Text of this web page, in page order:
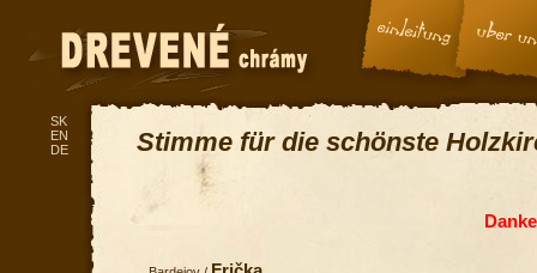
Stimme für die schönste
SK
EN
DE